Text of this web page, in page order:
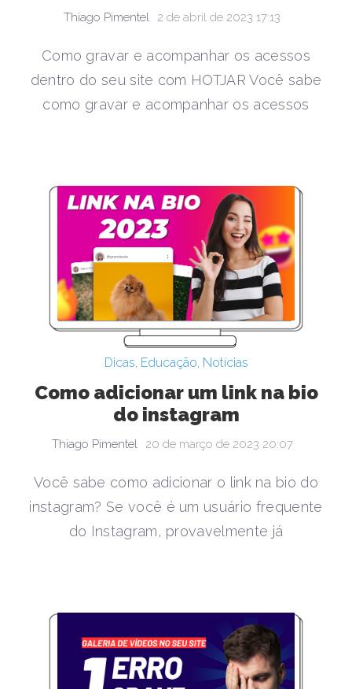
Thiago Pimentel 2 de abril de 2023 17:13
Como gravar e acompanhar os acessos
dentro do seu site com HOTJAR Você sabe
como gravar e acompanhar os acessos
Dicas, Educação, Notícias
Como adicionar um link na bio
do instagram
Thiago Pimentel 20 de março de 2023 20:07
Você sabe como adicionar o link na bio do
instagram? Se você é um usuário frequente
do Instagram, provavelmente já